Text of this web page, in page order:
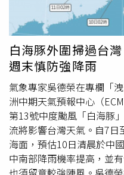
白海豚外圍掃過台
週末慎防強降雨
氣象專家吳德榮在專欄「
洲中期天氣預報中心（
第13號中度颱風「白海豚
流將影響台灣天氣。自7
海面，預估10日清晨於中
中南部降雨機率提高，並